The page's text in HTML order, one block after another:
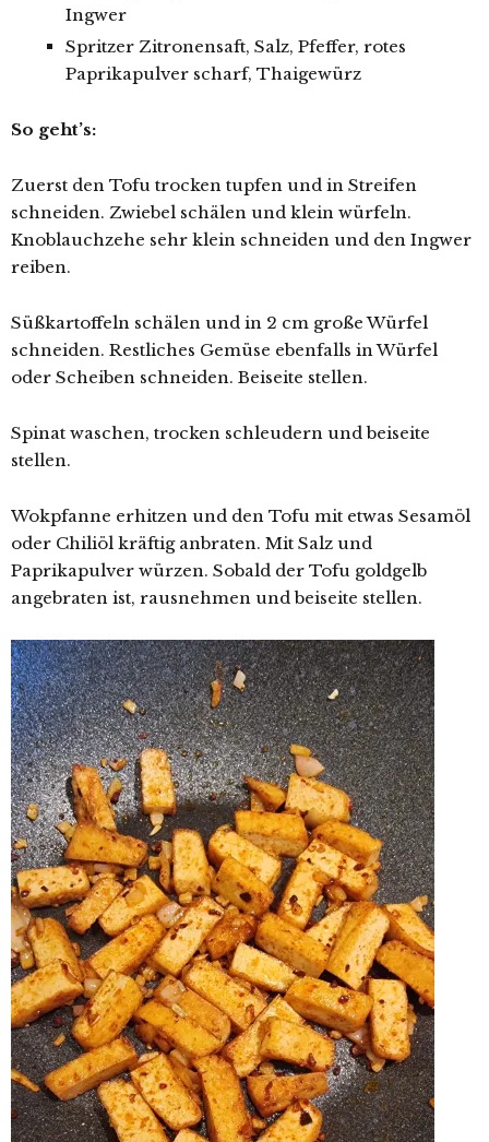
Ingwer
Spritzer Zitronensaft, Salz, Pfeffer, rotes
Paprikapulver scharf, Thaigewürz
So geht’s:
Zuerst den Tofu trocken tupfen und in Streifen
schneiden. Zwiebel schälen und klein würfeln.
Knoblauchzehe sehr klein schneiden und den Ingwer
reiben.
Süßkartoffeln schälen und in 2 cm große Würfel
schneiden. Restliches Gemüse ebenfalls in Würfel
oder Scheiben schneiden. Beiseite stellen.
Spinat waschen, trocken schleudern und beiseite
stellen.
Wokpfanne erhitzen und den Tofu mit etwas Sesamöl
oder Chiliöl kräftig anbraten. Mit Salz und
Paprikapulver würzen. Sobald der Tofu goldgelb
angebraten ist, rausnehmen und beiseite stellen.